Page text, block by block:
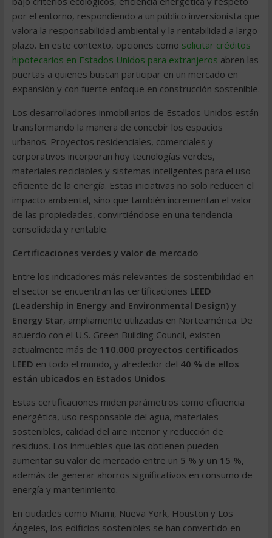
por el entorno, respondiendo a un público inversionista que
valora la responsabilidad ambiental y la rentabilidad a largo
plazo. En este contexto, opciones como solicitar créditos
hipotecarios en Estados Unidos para extranjeros abren las
puertas a quienes buscan participar en un mercado en
expansión y con fuerte enfoque en construcción sostenible.
Los desarrolladores inmobiliarios de Estados Unidos están
transformando la manera de concebir los espacios
urbanos. Proyectos residenciales, comerciales y
corporativos incorporan hoy tecnologías verdes,
materiales reciclables y sistemas inteligentes para el uso
eficiente de la energía. Estas iniciativas no solo reducen el
impacto ambiental, sino que también incrementan el valor
de las propiedades, convirtiéndose en una tendencia
consolidada y rentable.
Certificaciones verdes y valor de mercado
Entre los indicadores más relevantes de sostenibilidad en
el sector se encuentran las certificaciones LEED
(Leadership in Energy and Environmental Design)y
Energy Star, ampliamente utilizadas en Norteamérica. De
acuerdo con el U.S. Green Building Council, existen
actualmente más de 110.000 proyectos certificados
LEED en todo el mundo, y alrededor del 40 % de ellos
están ubicados en Estados Unidos.
Estas certificaciones miden parámetros como eficiencia
energética, uso responsable del agua, materiales
sostenibles, calidad del aire interior y reducción de
residuos. Los inmuebles que las obtienen pueden
aumentar su valor de mercado entre un 5 % y un 15 %,
además de generar ahorros significativos en consumo de
energía y mantenimiento.
En ciudades como Miami, Nueva York, Houston y Los
Ángeles, los edificios sostenibles se han convertido en